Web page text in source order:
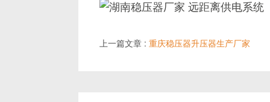
上一篇文章 : 重庆稳压器升压器生产厂家